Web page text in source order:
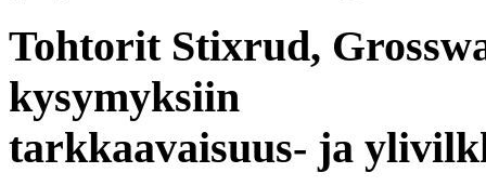
Tohtorit Stixrud,
kysymyksiin
tarkkaavaisuus- ja